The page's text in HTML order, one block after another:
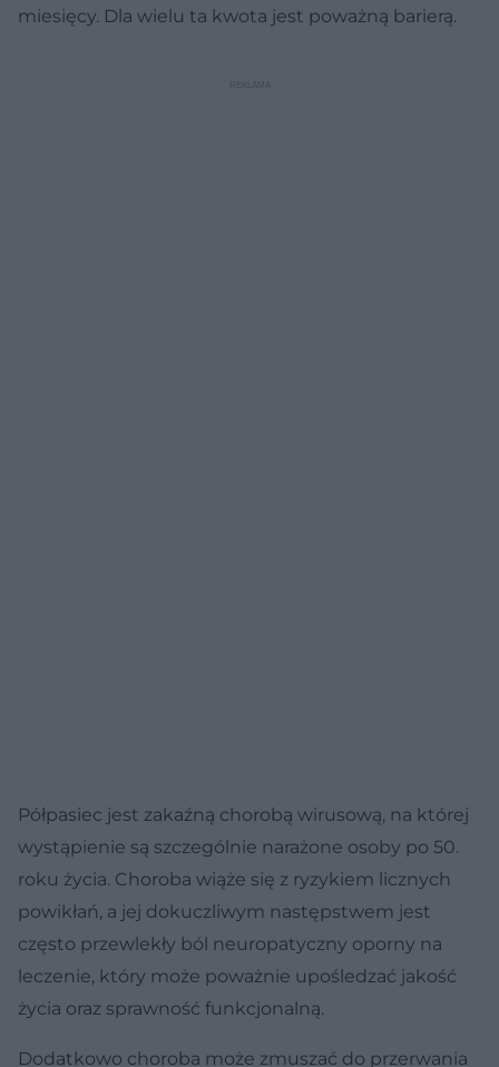
miesięcy. Dla wielu ta kwota jest poważną barierą.
Półpasiec jest zakaźną chorobą wirusową, na której
wystąpienie są szczególnie narażone osoby po 50.
roku życia. Choroba wiąże się z ryzykiem licznych
powikłań, a jej dokuczliwym następstwem jest
często przewlekły ból neuropatyczny oporny na
leczenie, który może poważnie upośledzać jakość
życia oraz sprawność funkcjonalną.
Dodatkowo choroba może zmuszać do przerwania